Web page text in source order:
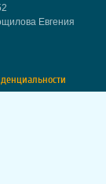
Евгения